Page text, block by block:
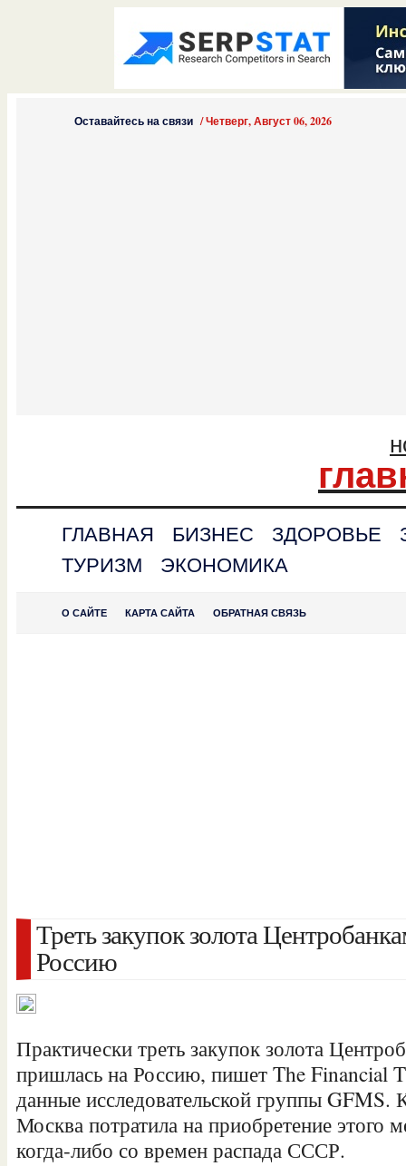
Оставайтесь на связи /Четверг, Август 06, 2026
ГЛАВНАЯ БИЗНЕС ЗДОРОВЬЕ
ТУРИЗМ
ЭКОНОМИКА
О САЙТЕ КАРТА САЙТА ОБРАТНАЯ СВЯЗЬ
Треть закупок золота
Россию
Практически треть закупок золота
пришлась на Россию, пишет The Financial
данные исследовательской группы GFMS.
Москва потратила на приобретение этого
когда-либо со времен распада СССР.